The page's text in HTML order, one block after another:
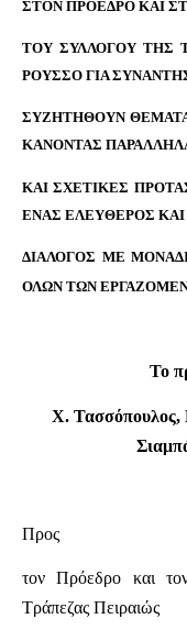
ΣΤΟΝ ΠΡΟΕΔΡΟ ΚΑΙ
ΤΟΥ ΣΥΛΛΟΓΟΥ ΤΗΣ
ΡΟΥΣΣΟ ΓΙΑ
ΣΥΖΗΤΗΘΟΥΝ
ΚΑΝΟΝΤΑΣ
ΚΑΙ ΣΧΕΤΙΚΕΣ
ΕΝΑΣ ΕΛΕΥΘΕΡΟΣ
ΔΙΑΛΟΓΟΣ ΜΕ
ΟΛΩΝ ΤΩΝ
Το
Χ.
Προς
τον Πρόεδρο και
Τράπεζας Πειραιώς